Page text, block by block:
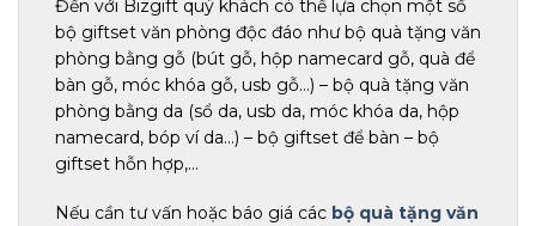
Đến với Bizgift quý khách có thể lựa chọn một số
bộ giftset văn phòng độc đáo như bộ quà tặng văn
phòng bằng gỗ (bút gỗ, hộp namecard gỗ, quà để
bàn gỗ, móc khóa gỗ, usb gỗ…) – bộ quà tặng văn
phòng bằng da (sổ da, usb da, móc khóa da, hộp
namecard, bóp ví da…) – bộ giftset để bàn – bộ
giftset hỗn hợp,…
Nếu cần tư vấn hoặc báo giá các bộ quà tặng văn